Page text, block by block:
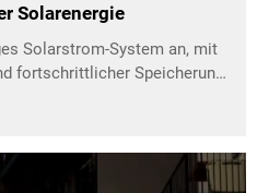
Solarenergie
Solarstrom-System an, mit
fortschrittlicher Speicherung,
Zuhause ermöglicht.